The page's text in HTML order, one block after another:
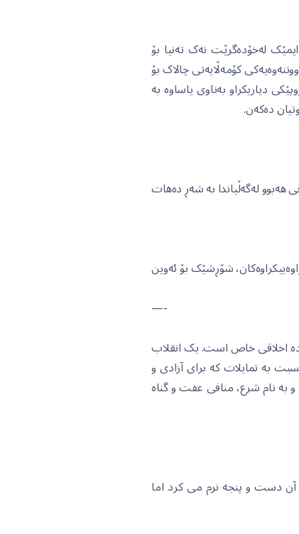
لەخۆدەگرێت نەک تەنیا بۆ
کۆمەڵایەتی چالاک بۆ
دیاریکراو بەناوی یاساوە بە
دەکەن.
هەبوو لەگەڵیاندا بە شەڕ دەهات
شۆڕشێک بۆ ئەوین
—-
اخلاقی خاص است. یک انقلاب
بە تمایلات کە برای آزادی و
بە نام شرع، منافی عفت و گناە
آن دست و پنجە نرم می کرد اما